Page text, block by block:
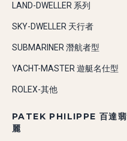
LAND-DWELLER 系列
SKY-DWELLER 天行者
SUBMARINER 潛航者型
YACHT-MASTER 遊艇名仕型
ROLEX-其他
PATEK PHILIPPE 百達翡
麗